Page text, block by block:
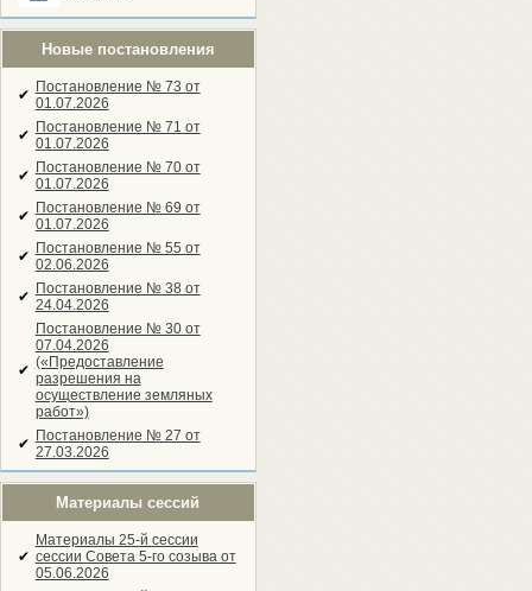
Новые постановления
✔ Постановление № 73 от
01.07.2026
✔ Постановление № 71 от
01.07.2026
✔ Постановление № 70 от
01.07.2026
✔ Постановление № 69 от
01.07.2026
✔ Постановление № 55 от
02.06.2026
✔ Постановление № 38 от
24.04.2026
✔
Постановление № 30 от
07.04.2026
(«Предоставление
разрешения на
осуществление земляных
работ»)
✔ Постановление № 27 от
27.03.2026
Материалы сессий
✔
Материалы 25-й сессии
сессии Совета 5-го созыва от
05.06.2026